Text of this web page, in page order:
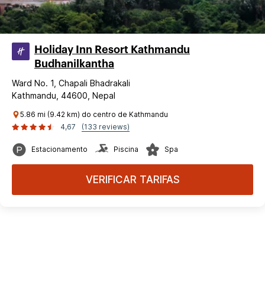
Holiday Inn Resort Kathmandu
Budhanilkantha
Ward No. 1, Chapali Bhadrakali
Kathmandu, 44600, Nepal
5.86 mi (9.42 km) do centro de Kathmandu
4,67
(133 reviews)
Estacionamento Piscina Spa
VERIFICAR TARIFAS